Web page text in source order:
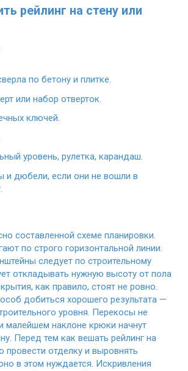
рейлинг на стену или
по бетону и плитке.
или набор отверток.
ключей.
уровень, рулетка, карандаш.
и дюбели, если они не вошли в
составленной схеме планировки.
по строго горизонтальной линии.
следует по строительному
откладывать нужную высоту от пола
как правило, стоят не ровно.
добиться хорошего результата —
уровня. Перекосы не
малейшем наклоне крюки начнут
Перед тем как вешать рейлинг на
провести отделку и выровнять
в этом нуждается. Искривления